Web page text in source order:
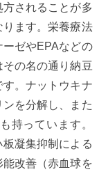
されることが多
ます。栄養療法
ゼやEPAなどの
の名の通り納豆
。ナットウキナ
を分解し、また
持っています。
凝集抑制による
改善（赤血球を